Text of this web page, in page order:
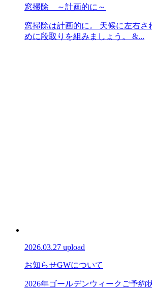
窓掃除 ～計画的に～
窓掃除は計画的に。 天候に左右さ
めに段取りを組みましょう。 &...
2026.03.27 upload
お知らせGWについて
2026年ゴールデンウィークご予約